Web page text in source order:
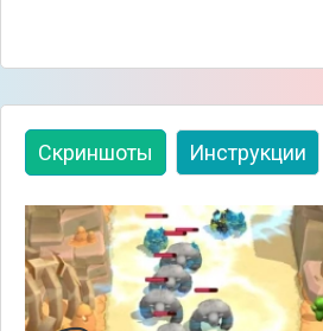
Скриншоты Инструкции